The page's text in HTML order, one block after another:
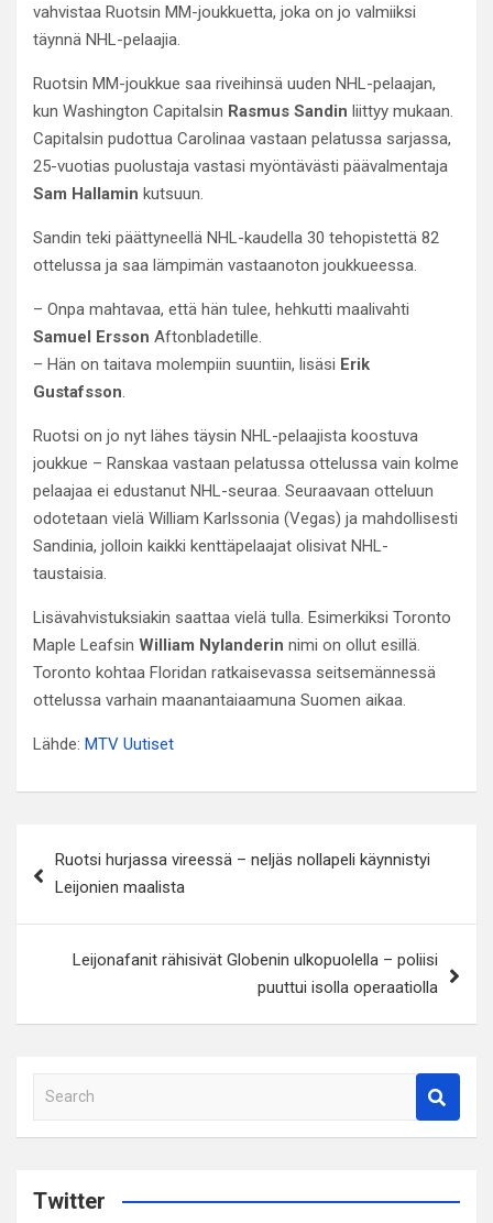
vahvistaa Ruotsin MM-joukkuetta, joka on jo valmiiksi
täynnä NHL-pelaajia.
Ruotsin MM-joukkue saa riveihinsä uuden NHL-pelaajan,
kun Washington Capitalsin Rasmus Sandin liittyy mukaan.
Capitalsin pudottua Carolinaa vastaan pelatussa sarjassa,
25-vuotias puolustaja vastasi myöntävästi päävalmentaja
Sam Hallamin kutsuun.
Sandin teki päättyneellä NHL-kaudella 30 tehopistettä 82
ottelussa ja saa lämpimän vastaanoton joukkueessa.
– Onpa mahtavaa, että hän tulee, hehkutti maalivahti
Samuel Ersson Aftonbladetille.
– Hän on taitava molempiin suuntiin, lisäsi Erik
Gustafsson.
Ruotsi on jo nyt lähes täysin NHL-pelaajista koostuva
joukkue – Ranskaa vastaan pelatussa ottelussa vain kolme
pelaajaa ei edustanut NHL-seuraa. Seuraavaan otteluun
odotetaan vielä William Karlssonia (Vegas) ja mahdollisesti
Sandinia, jolloin kaikki kenttäpelaajat olisivat NHL-
taustaisia.
Lisävahvistuksiakin saattaa vielä tulla. Esimerkiksi Toronto
Maple Leafsin William Nylanderin nimi on ollut esillä.
Toronto kohtaa Floridan ratkaisevassa seitsemännessä
ottelussa varhain maanantaiaamuna Suomen aikaa.
Lähde: MTV Uutiset
selaus
Ruotsi hurjassa vireessä – neljäs nollapeli käynnistyi
Leijonien maalista
Leijonafanit rähisivät Globenin ulkopuolella – poliisi
puuttui isolla operaatiolla
a
c
Twitter